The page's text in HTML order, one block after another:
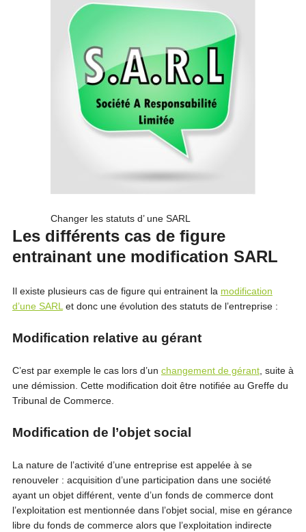
Changer les statuts d’ une SARL
Les différents cas de figure
entrainant une modification SARL
Il existe plusieurs cas de figure qui entrainent la modification
d’une SARL et donc une évolution des statuts de l’entreprise :
Modification relative au gérant
C’est par exemple le cas lors d’un changement de gérant, suite à
une démission. Cette modification doit être notifiée au Greffe du
Tribunal de Commerce.
Modification de l’objet social
La nature de l’activité d’une entreprise est appelée à se
renouveler : acquisition d’une participation dans une société
ayant un objet différent, vente d’un fonds de commerce dont
l’exploitation est mentionnée dans l’objet social, mise en gérance
libre du fonds de commerce alors que l’exploitation indirecte